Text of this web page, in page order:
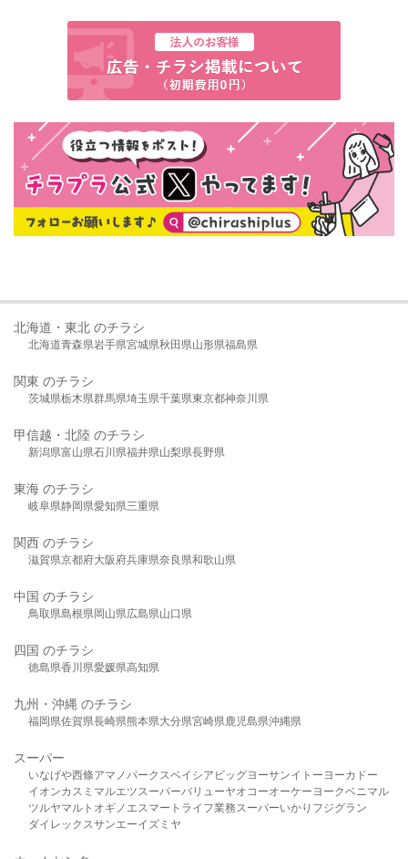
北海道・東北 のチラシ
北海道青森県岩手県宮城県秋田県山形県福島県
関東 のチラシ
茨城県栃木県群馬県埼玉県千葉県東京都神奈川県
甲信越・北陸 のチラシ
新潟県富山県石川県福井県山梨県長野県
東海 のチラシ
岐阜県静岡県愛知県三重県
関西 のチラシ
滋賀県京都府大阪府兵庫県奈良県和歌山県
中国 のチラシ
鳥取県島根県岡山県広島県山口県
四国 のチラシ
徳島県香川県愛媛県高知県
九州・沖縄 のチラシ
福岡県佐賀県長崎県熊本県大分県宮崎県鹿児島県沖縄県
スーパー
いなげや西條アマノパークスベイシア ビッグヨーサンイトーヨーカドー
イオンカスミ マルエツスーパーバリューヤオコーオーケー ヨークベニマル
ツルヤマルト オギノ エスマート ライフ業務スーパーいかり フジグラン
ダイレックスサンエーイズミヤ